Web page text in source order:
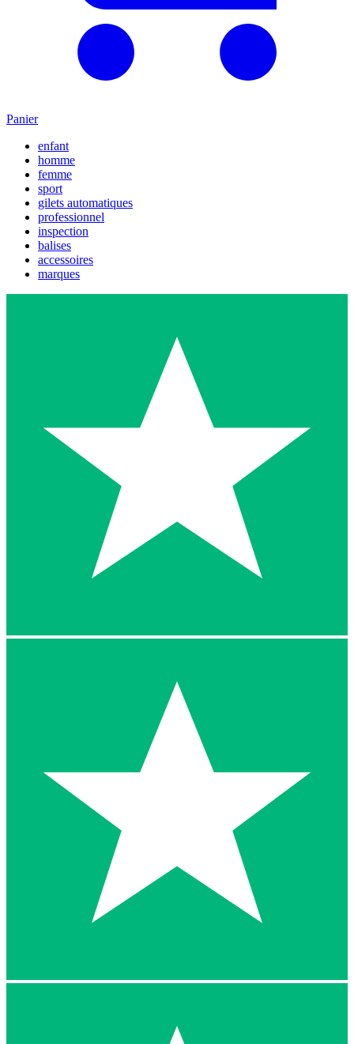
Panier
enfant
homme
femme
sport
gilets automatiques
professionnel
inspection
balises
accessoires
marques